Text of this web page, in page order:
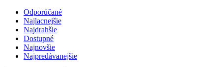
Odporúčané
Najlacnejšie
Najdrahšie
Dostupné
Najnovšie
Najpredávanejšie